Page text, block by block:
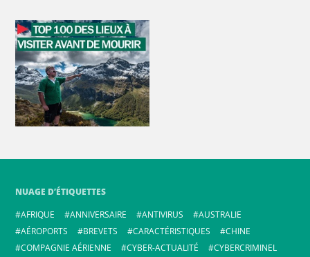
NUAGE D’ÉTIQUETTES
AFRIQUE
ANNIVERSAIRE ANTIVIRUS
AUSTRALIE
AÉROPORTS
BREVETS CARACTÉRISTIQUES
CHINE
COMPAGNIE AÉRIENNE
CYBER-ACTUALITÉ
CYBERCRIMINEL